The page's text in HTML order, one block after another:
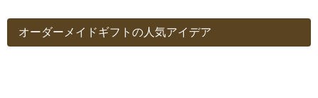
オーダーメイドギフトの人気アイデア